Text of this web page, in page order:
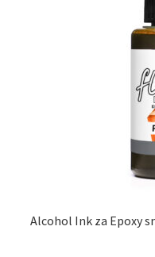
Alcohol Ink za Epoxy